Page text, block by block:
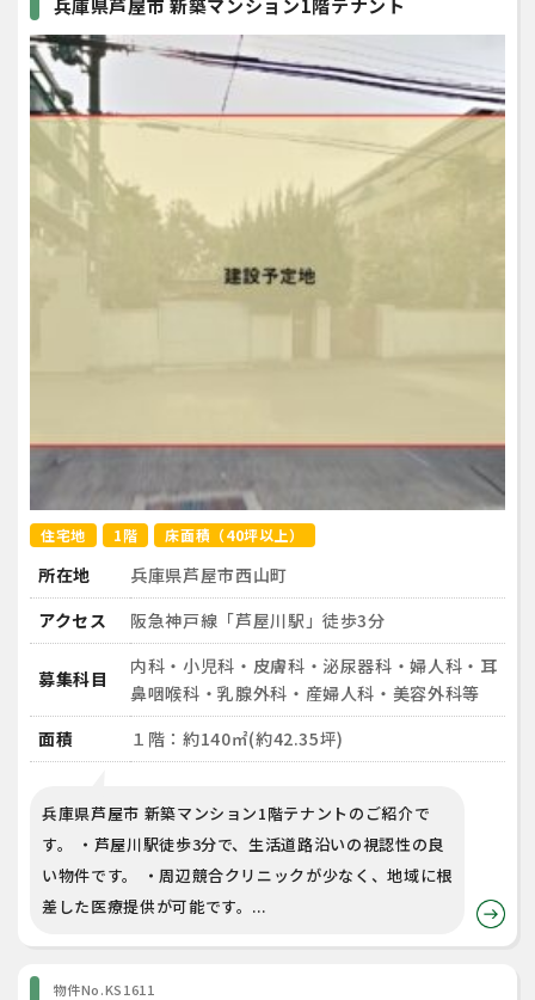
兵庫県芦屋市 新築マンション1階テナント
住宅地 1階 床面積（40坪以上）
所在地
兵庫県芦屋市西山町
アクセス
阪急神戸線「芦屋川駅」徒歩3分
募集科目
内科・小児科・皮膚科・泌尿器科・婦人科・耳
鼻咽喉科・乳腺外科・産婦人科・美容外科等
面積
１階：約140㎡(約42.35坪)
兵庫県芦屋市 新築マンション1階テナントのご紹介で
す。 ・芦屋川駅徒歩3分で、生活道路沿いの視認性の良
い物件です。 ・周辺競合クリニックが少なく、地域に根
差した医療提供が可能です。...
物件No.KS1611